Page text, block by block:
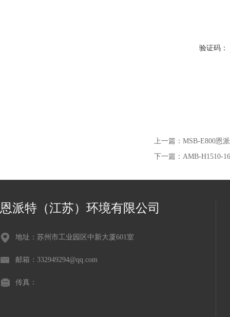
验证码：
上一篇： MSB-E800恩
下一篇： AMB-H1510-
恩派特（江苏）环境有限公司
地址：苏州市工业园区中新大厦601室
邮箱：332949294@qq.com
传真：